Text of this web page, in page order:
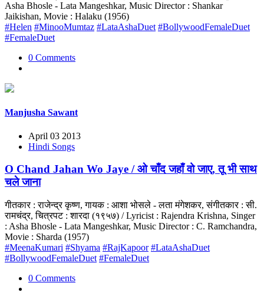
Asha Bhosle - Lata Mangeshkar, Music Director : Shankar
Jaikishan, Movie : Halaku (1956)
#Helen #MinooMumtaz #LataAshaDuet #BollywoodFemaleDuet
#FemaleDuet
0 Comments
Manjusha Sawant
April 03 2013
Hindi Songs
O Chand Jahan Wo Jaye / ओ चाँद जहाँ वो जाए, तू भी साथ
चले जाना
गीतकार : राजेन्द्र कृष्ण, गायक : आशा भोसले - लता मंगेशकर, संगीतकार : सी.
रामचंद्र, चित्रपट : शारदा (१९५७) / Lyricist : Rajendra Krishna, Singer
: Asha Bhosle - Lata Mangeshkar, Music Director : C. Ramchandra,
Movie : Sharda (1957)
#MeenaKumari #Shyama #RajKapoor #LataAshaDuet
#BollywoodFemaleDuet #FemaleDuet
0 Comments